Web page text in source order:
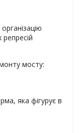
мосту:
яка фігурує в